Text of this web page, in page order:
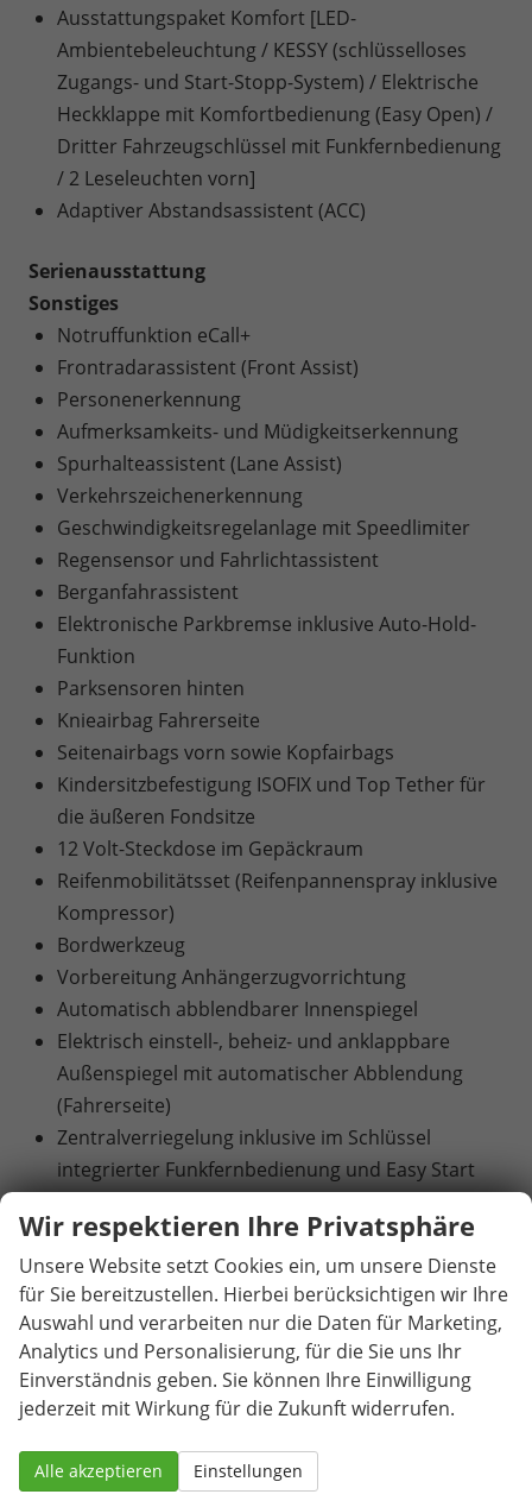
Ausstattungspaket Komfort [LED-
Ambientebeleuchtung / KESSY (schlüsselloses
Zugangs- und Start-Stopp-System) / Elektrische
Heckklappe mit Komfortbedienung (Easy Open) /
Dritter Fahrzeugschlüssel mit Funkfernbedienung
/ 2 Leseleuchten vorn]
Adaptiver Abstandsassistent (ACC)
Serienausstattung
Sonstiges
Notruffunktion eCall+
Frontradarassistent (Front Assist)
Personenerkennung
Aufmerksamkeits- und Müdigkeitserkennung
Spurhalteassistent (Lane Assist)
Verkehrszeichenerkennung
Geschwindigkeitsregelanlage mit Speedlimiter
Regensensor und Fahrlichtassistent
Berganfahrassistent
Elektronische Parkbremse inklusive Auto-Hold-
Funktion
Parksensoren hinten
Knieairbag Fahrerseite
Seitenairbags vorn sowie Kopfairbags
Kindersitzbefestigung ISOFIX und Top Tether für
die äußeren Fondsitze
12 Volt-Steckdose im Gepäckraum
Reifenmobilitätsset (Reifenpannenspray inklusive
Kompressor)
Bordwerkzeug
Vorbereitung Anhängerzugvorrichtung
Automatisch abblendbarer Innenspiegel
Elektrisch einstell-, beheiz- und anklappbare
Außenspiegel mit automatischer Abblendung
(Fahrerseite)
Zentralverriegelung inklusive im Schlüssel
integrierter Funkfernbedienung und Easy Start
Sunset (Heckscheibe und hintere Seitenscheiben
dunkel getönt)
Klimaanlage Climatronic (2-Zonen) mit
Allergenfilter und Geruchsfilter
Nebelscheinwerfer
LED-Tagfahrlicht
LED-Hauptscheinwerfer
LED-Heckleuchten mit Kristallglasoptik und
animierten Blinkern
17"-Leichtmetallfelgen "Scutus" (Reifen 225/55 R
Wir respektieren Ihre Privatsphäre
Unsere Website setzt Cookies ein, um unsere Dienste
für Sie bereitzustellen. Hierbei berücksichtigen wir Ihre
Auswahl und verarbeiten nur die Daten für Marketing,
Analytics und Personalisierung, für die Sie uns Ihr
Einverständnis geben. Sie können Ihre Einwilligung
jederzeit mit Wirkung für die Zukunft widerrufen.
Alle akzeptieren Einstellungen